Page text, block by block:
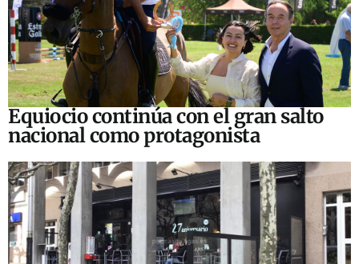
Equiocio continúa con el gran salto
nacional como protagonista